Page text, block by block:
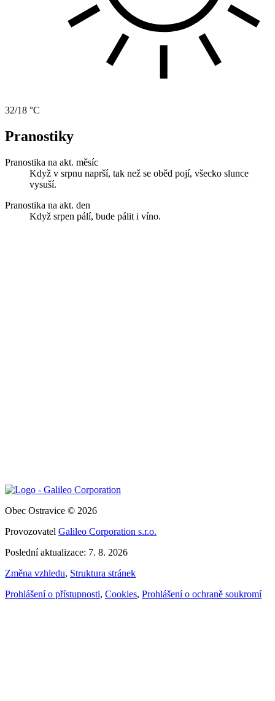
32/18 °C
Pranostiky
Pranostika na akt. měsíc
Když v srpnu naprší, tak než se oběd pojí, všecko slunce
vysuší.
Pranostika na akt. den
Když srpen pálí, bude pálit i víno.
Obec Ostravice © 2026
Provozovatel Galileo Corporation s.r.o.
Poslední aktualizace: 7. 8. 2026
Změna vzhledu, Struktura stránek
Prohlášení o přístupnosti, Cookies, Prohlášení o ochraně soukromí